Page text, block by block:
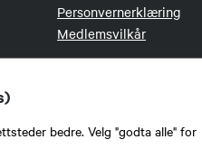
bedre. Velg "godta alle" for
Personvernerklæring
Medlemsvilkår